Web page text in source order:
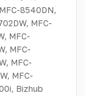
8540DN,
MFC-
MFC-
MFC-
MFC-
MFC-
Bizhub